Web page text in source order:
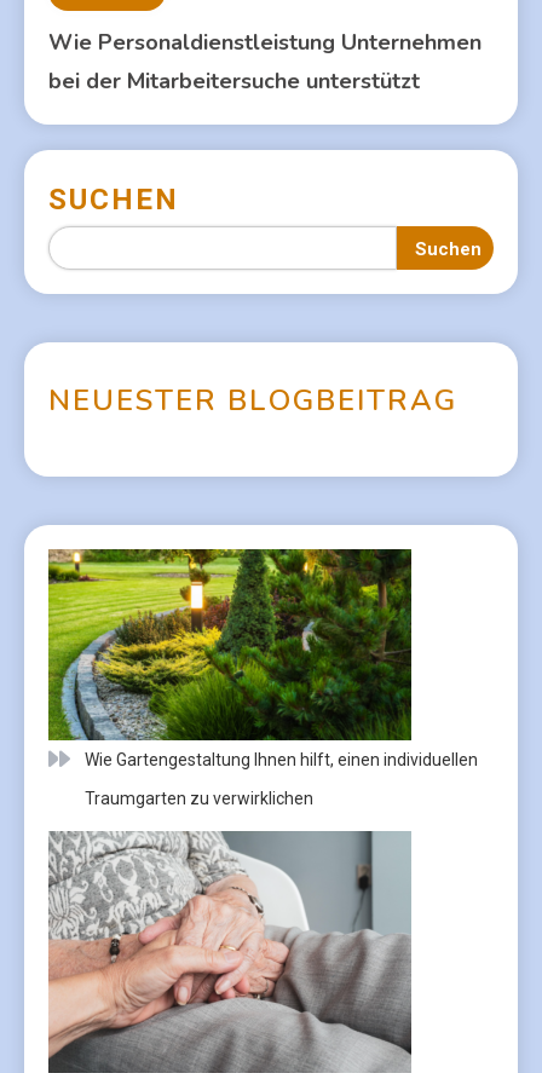
Wie Personaldienstleistung Unternehmen
bei der Mitarbeitersuche unterstützt
SUCHEN
Suchen
NEUESTER BLOGBEITRAG
Wie Gartengestaltung Ihnen hilft, einen individuellen
Traumgarten zu verwirklichen